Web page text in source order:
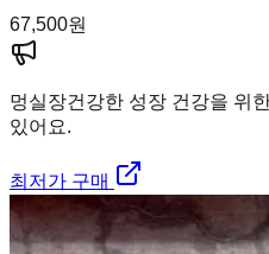
67,500원
멍실장건강한 성장 건강을 위
있어요.
최저가 구매